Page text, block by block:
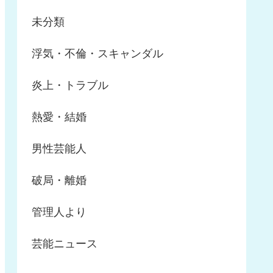
未分類
浮気・不倫・スキャンダル
炎上・トラブル
熱愛・結婚
男性芸能人
破局・離婚
管理人より
芸能ニュース